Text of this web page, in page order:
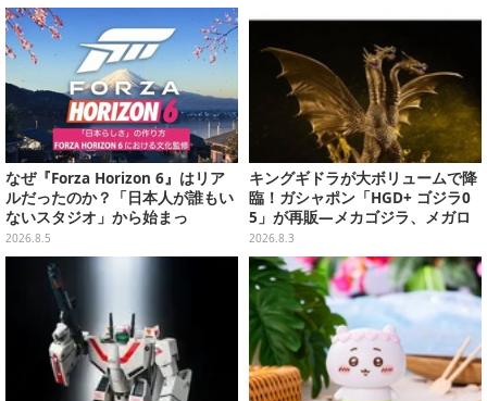
なぜ『Forza Horizon 6』はリア
ルだったのか？「日本人が誰もい
ないスタジオ」から始まっ
た、“生活感のある日本"の作り方
【CEDEC2026】
2026.8.5
キングギドラが大ボリュームで降
臨！ガシャポン「HGD+ ゴジラ0
5」が再販―メカゴジラ、メガロ
なども揃った全4種
2026.8.3